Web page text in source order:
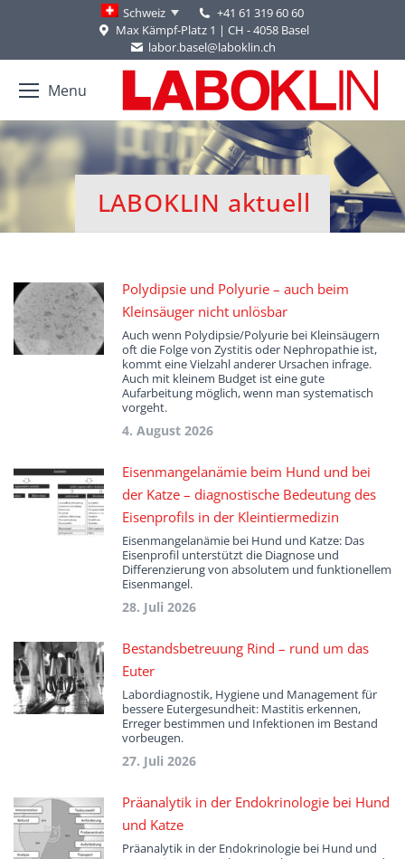
Schweiz
+41 61 319 60 60
Max Kämpf-Platz 1 | CH - 4058 Basel
labor.basel@laboklin.ch
Menu
LABOKLIN aktuell
You are here:
Polydipsie und Polyurie – auch beim
Kleinsäuger nicht unlösbar
Auch wenn Polydipsie/Polyurie bei Kleinsäugern
oft die Folge von Zystitis oder Nephropathie ist,
kommt eine Vielzahl anderer Ursachen infrage.
Auch mit kleinem Budget ist eine gute
Aufarbeitung möglich, wenn man systematisch
vorgeht.
4. August 2026
Eisenmangelanämie beim Hund und bei
der Katze – diagnostische Bedeutung des
Eisenprofils in der Kleintiermedizin
Eisenmangelanämie bei Hund und Katze: Das
Eisenprofil unterstützt die Diagnose und
Differenzierung von absolutem und funktionellem
Eisenmangel.
28. Juli 2026
Bestandsbetreuung Rind – rund um das
Euter
Labordiagnostik, Hygiene und Management für
bessere Eutergesundheit: Mastitis erkennen,
Erreger bestimmen und Infektionen im Bestand
vorbeugen.
27. Juli 2026
Präanalytik in der Endokrinologie bei Hund
und Katze
Präanalytik in der Endokrinologie bei Hund und